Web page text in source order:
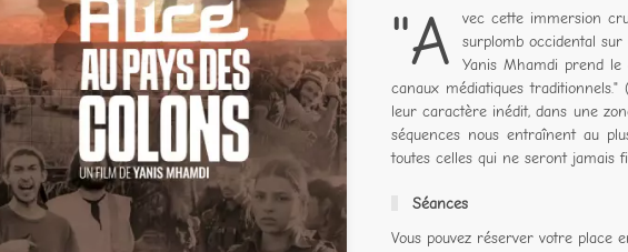
"A
vec cette immersion
surplomb occidental sur
Yanis Mhamdi prend
canaux médiatiques
leur caractère inédit, dans une
séquences nous entraînent au
toutes celles qui ne seront jamais
Séances
Vous pouvez réserver votre place